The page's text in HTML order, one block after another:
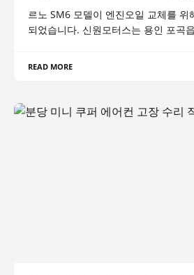
르노 SM6 모델이 엔진오일 교체를 위
되었습니다. 신원모터스는 용인 포곡
READ MORE